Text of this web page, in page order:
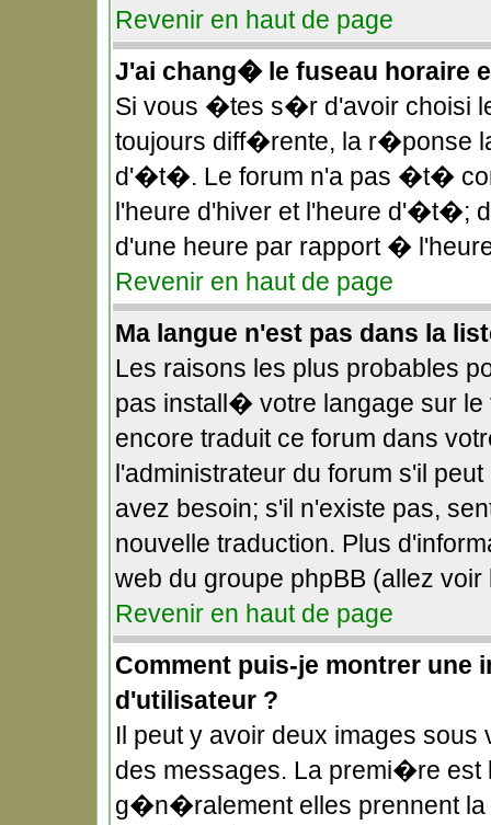
Revenir en haut de page
J'ai chang� le fuseau horaire
Si vous �tes s�r d'avoir choisi
toujours diff�rente, la r�ponse
d'�t�. Le forum n'a pas �t�
l'heure d'hiver et l'heure
d'une heure par rapport �
Revenir en haut de page
Ma langue n'est pas dans la
Les raisons les plus probables
pas install� votre langage sur le
encore traduit ce forum dans
l'administrateur du forum s'il
avez besoin; s'il n'existe pas,
nouvelle traduction. Plus
web du groupe phpBB (allez
Revenir en haut de page
Comment puis-je montrer une
d'utilisateur ?
Il peut y avoir deux images
des messages. La premi�re
g�n�ralement elles prennent